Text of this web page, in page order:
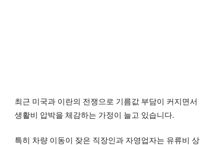
최근 미국과 이란의 전쟁으로 기름값 부담이 커지면서
생활비 압박을 체감하는 가정이 늘고 있습니다.
특히 차량 이동이 잦은 직장인과 자영업자는 유류비 상